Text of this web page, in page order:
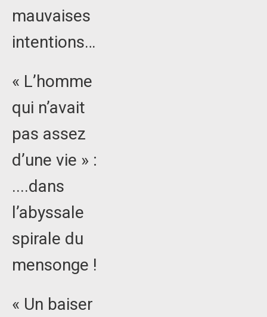
mauvaises
intentions…
« L’homme
qui n’avait
pas assez
d’une vie » :
....dans
l’abyssale
spirale du
mensonge !
« Un baiser